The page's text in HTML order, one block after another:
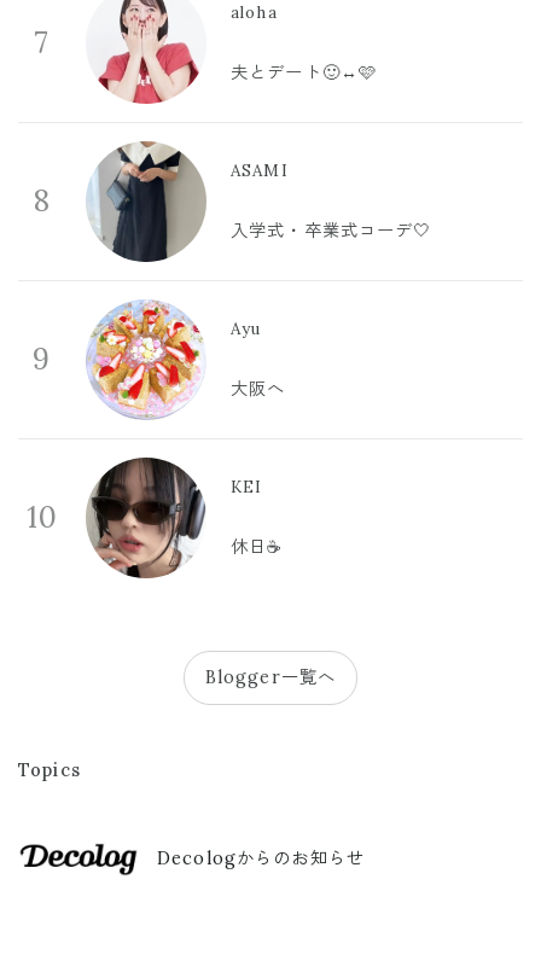
7
aloha
夫とデート🙂‍↔️🩷
8
ASAMI
入学式・卒業式コーデ🤍
9
Ayu
大阪へ
10
KEI
休日☕️
Blogger一覧へ
Topics
Decologからのお知らせ